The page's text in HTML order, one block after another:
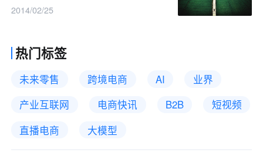
2014/02/25
热门标签
未来零售 跨境电商 AI
业界
产业互联网
电商快讯 B2B
短视频
直播电商
大模型